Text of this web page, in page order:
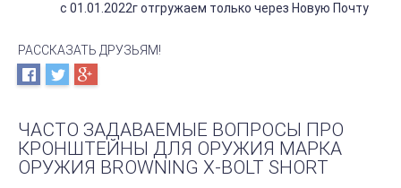
с 01.01.2022г отгружаем только через Новую Почту
РАССКАЗАТЬ ДРУЗЬЯМ!
ЧАСТО ЗАДАВАЕМЫЕ ВОПРОСЫ ПРО
КРОНШТЕЙНЫ ДЛЯ ОРУЖИЯ МАРКА
ОРУЖИЯ BROWNING X-BOLT SHORT